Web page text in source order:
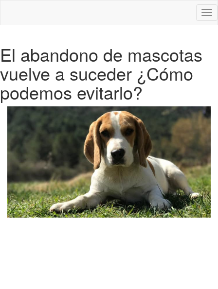
El abandono de mascotas
vuelve a suceder ¿Cómo
podemos evitarlo?